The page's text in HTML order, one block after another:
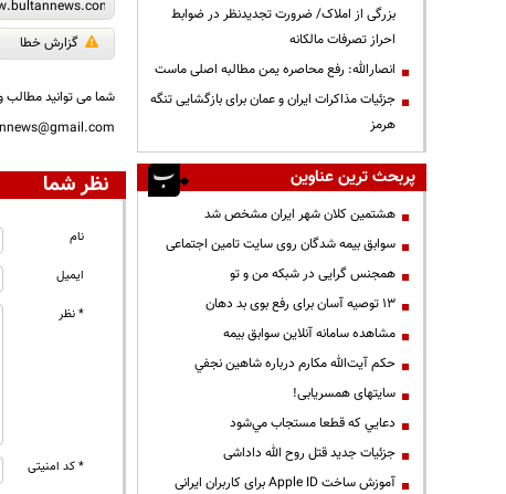
گزارش خطا
شما می توانید مطالب
نظر شما
نام
ایمیل
* نظر
* کد امنیتی
بزرگی از املاک/ ضرورت تجدیدنظر در ضوابط
احراز تصرفات مالکانه
انصارالله: رفع محاصره یمن مطالبه اصلی ماست
جزئیات مذاکرات ایران و عمان برای بازگشایی تنگه
هرمز
پربحث ترین عناوین
هشتمین کلان شهر ایران مشخص شد
سوابق بیمه شدگان روی سایت تامین اجتماعی
همجنس گرایی در شبکه من و تو
13 توصیه آسان برای رفع بوی بد دهان
مشاهده سامانه آنلاين سوابق بیمه
حكم آيت‌الله مكارم درباره شاهين نجفي
سایتهای همسریابی!
دعايي كه قطعا مستجاب مي‌شود
جزئیات جدید قتل روح الله داداشی
آموزش ساخت Apple ID برای کاربران ایرانی